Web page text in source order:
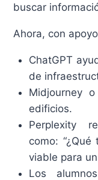
buscar
Ahora, con
ChatGPT
de
Midjourney
edificios.
Perplexity
como:
viable para
Los